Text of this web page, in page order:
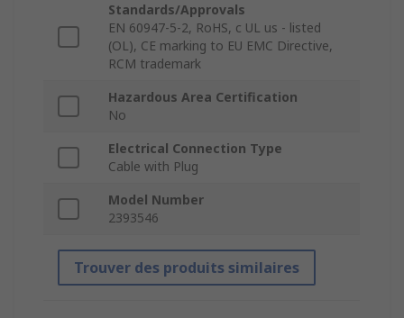
Standards/Approvals
EN 60947-5-2, RoHS, c UL us - listed
(OL), CE marking to EU EMC Directive,
RCM trademark
Hazardous Area Certification
No
Electrical Connection Type
Cable with Plug
Model Number
2393546
Trouver des produits similaires